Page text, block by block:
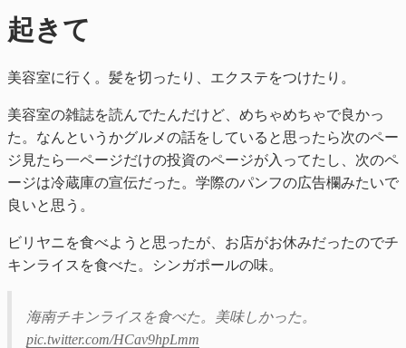
起きて
美容室に行く。髪を切ったり、エクステをつけたり。
美容室の雑誌を読んでたんだけど、めちゃめちゃで良かっ
た。なんというかグルメの話をしていると思ったら次のペー
ジ見たら一ページだけの投資のページが入ってたし、次のペ
ージは冷蔵庫の宣伝だった。学際のパンフの広告欄みたいで
良いと思う。
ビリヤニを食べようと思ったが、お店がお休みだったのでチ
キンライスを食べた。シンガポールの味。
海南チキンライスを食べた。美味しかった。
pic.twitter.com/HCav9hpLmm